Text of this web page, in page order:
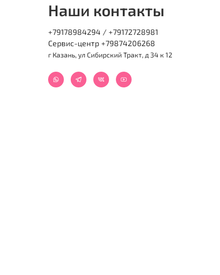
Наши контакты
+79178984294 / +79172728981
Сервис-центр +79874206268
г Казань, ул Сибирский Тракт, д 34 к 12